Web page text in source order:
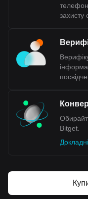
захисту
Bitget.